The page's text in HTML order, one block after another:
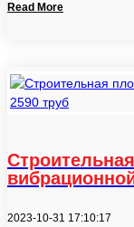
Read More
2023-10-31 17:10:17